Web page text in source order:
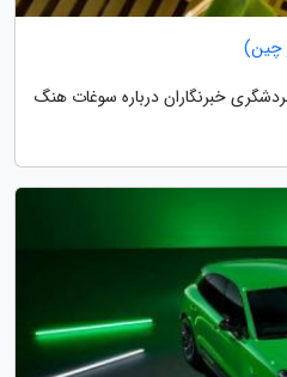
چین)
خبرنگاران درباره سوغات هنگ